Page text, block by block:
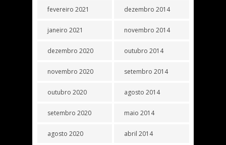
fevereiro 2021
janeiro 2021
dezembro 2020
novembro 2020
outubro 2020
setembro 2020
agosto 2020
dezembro 2014
novembro 2014
outubro 2014
setembro 2014
agosto 2014
maio 2014
abril 2014